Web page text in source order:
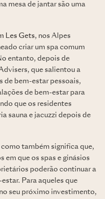
mesa de jantar são uma
Les Gets, nos Alpes
criar um spa comum
entanto, depois de
que salientou a
de bem-estar pessoais,
de bem-estar para
que os residentes
sauna e jacuzzi depois de
também significa que,
em que os spas e ginásios
poderão continuar a
Para aqueles que
seu próximo investimento,